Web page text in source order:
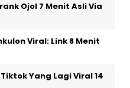
Ojol 7 Menit Asli Via
Viral: Link 8 Menit
Yang Lagi Viral 14